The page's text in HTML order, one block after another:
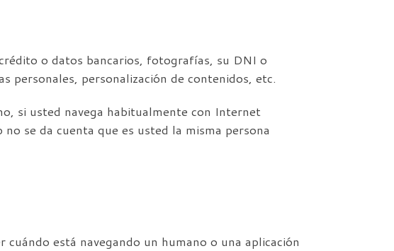
o datos bancarios, fotografías, su DNI o
personales, personalización de contenidos, etc.
si usted navega habitualmente con Internet
se da cuenta que es usted la misma persona
está navegando un humano o una aplicación